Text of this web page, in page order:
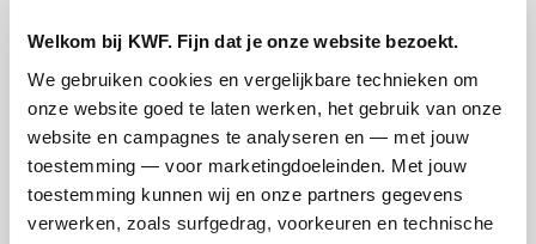
Welkom bij KWF. Fijn dat je onze website bezoekt.
We gebruiken cookies en vergelijkbare technieken om
onze website goed te laten werken, het gebruik van onze
website en campagnes te analyseren en — met jouw
toestemming — voor marketingdoeleinden. Met jouw
toestemming kunnen wij en onze partners gegevens
verwerken, zoals surfgedrag, voorkeuren en technische
Ik wil bijdragen aan de transactiekosten
en betaal €0.75 extra.
Doneer nu